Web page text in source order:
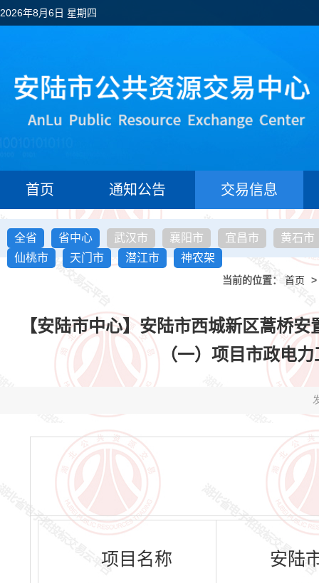
2026年8月6日 星期四
首页 通知公告 交易信息
全省 省中心 武汉市 襄阳市 宜昌市
黄石市
仙桃市
天门市 潜江市 神农架
当前的位置： 首页 >
【安陆市中心】安陆市西城新区蒿桥
（一）项目市政电
项目名称 安陆